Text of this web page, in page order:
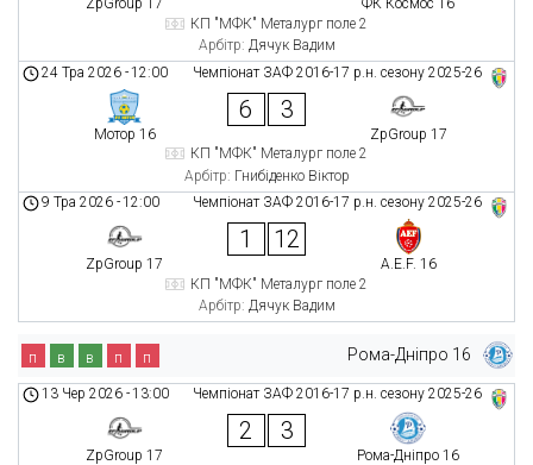
ZpGroup 17
ФК Космос 16
КП "МФК" Металург поле 2
Арбітр: Дячук Вадим
Чемпіонат ЗАФ 2016-17 р.н. сезону 2025-26
24 Тра 2026 -12:00
Мотор 16
6 3
ZpGroup 17
КП "МФК" Металург поле 2
Арбітр: Гнибіденко Віктор
Чемпіонат ЗАФ 2016-17 р.н. сезону 2025-26
9 Тра 2026 -12:00
ZpGroup 17
1 12
A.E.F. 16
КП "МФК" Металург поле 2
Арбітр: Дячук Вадим
Рома-Дніпро 16
п в в п п
Чемпіонат ЗАФ 2016-17 р.н. сезону 2025-26
13 Чер 2026 -13:00
ZpGroup 17
2 3
Рома-Дніпро 16